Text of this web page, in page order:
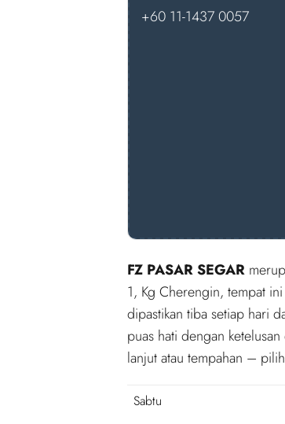
+60 11-1437 0057
FZ PASAR SEGAR
1, Kg Cherengin, tempat
dipastikan tiba setiap hari
puas hati dengan
lanjut atau tempahan –
Sabtu